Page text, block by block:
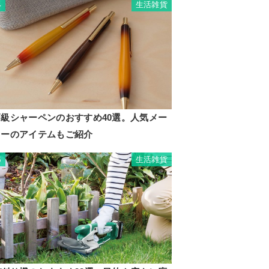
生活雑貨
シャーペンのおすすめ40選。人気メー
のアイテムもご紹介
生活雑貨